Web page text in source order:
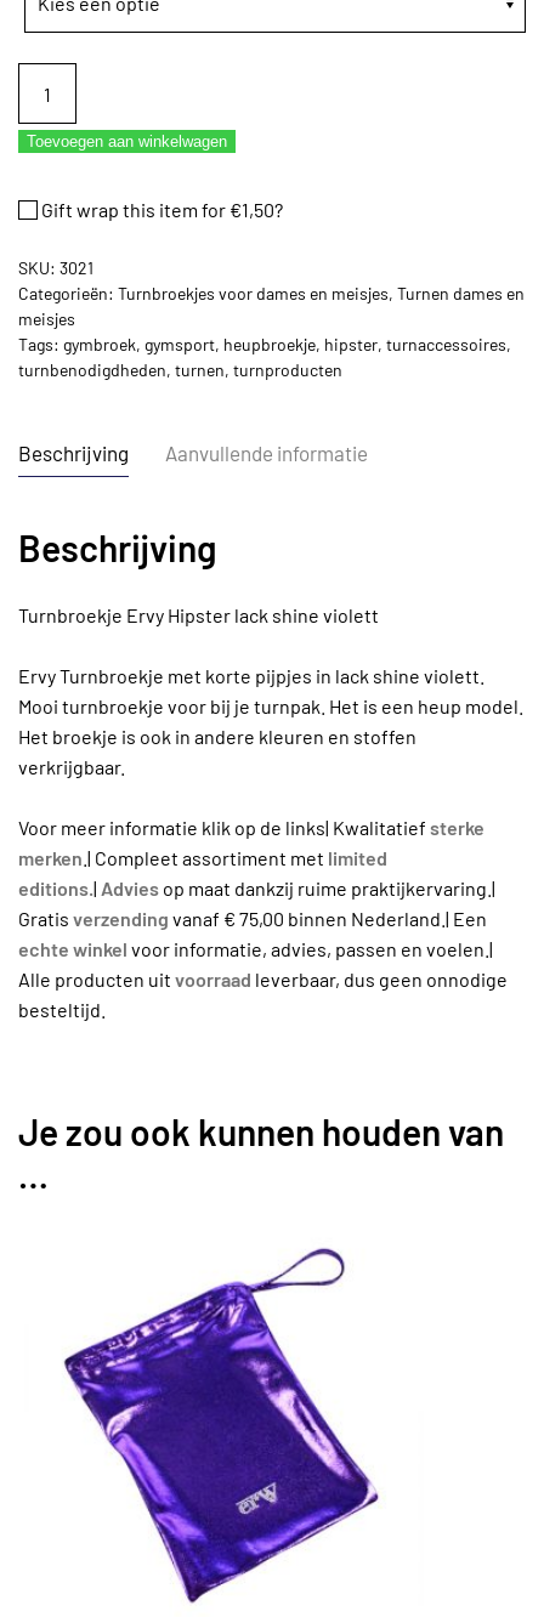
Ervy
Hipster
shine
aantal
Toevoegen aan winkelwagen
Gift wrap this item for €1,50?
SKU: 3021
Categorieën: Turnbroekjes voor dames en meisjes, Turnen dames en
meisjes
Tags: gymbroek, gymsport, heupbroekje, hipster, turnaccessoires,
turnbenodigdheden, turnen, turnproducten
Beschrijving Aanvullende informatie
Beschrijving
Turnbroekje Ervy Hipster lack shine violett
Ervy Turnbroekje met korte pijpjes in lack shine violett.
Mooi turnbroekje voor bij je turnpak. Het is een heup model.
Het broekje is ook in andere kleuren en stoffen
verkrijgbaar.
Voor meer informatie klik op de links| Kwalitatief sterke
merken .| Compleet assortiment met limited
editions.| Advies op maat dankzij ruime praktijkervaring.|
Gratis verzending vanaf € 75,00 binnen Nederland.| Een
echte winkel voor informatie, advies, passen en voelen.|
Alle producten uit voorraad leverbaar, dus geen onnodige
besteltijd.
Je zou ook kunnen houden van
…